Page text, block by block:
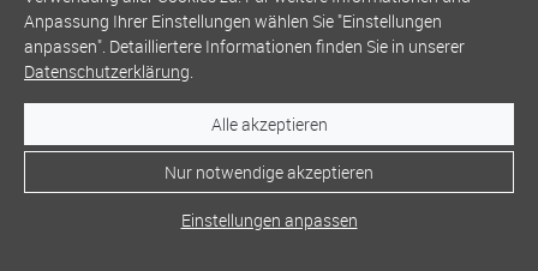
Anpassung Ihrer Einstellungen wählen Sie "Einstellungen
anpassen". Detailliertere Informationen finden Sie in unserer
Datenschutzerklärung.
Alle akzeptieren
Nur notwendige akzeptieren
Einstellungen anpassen